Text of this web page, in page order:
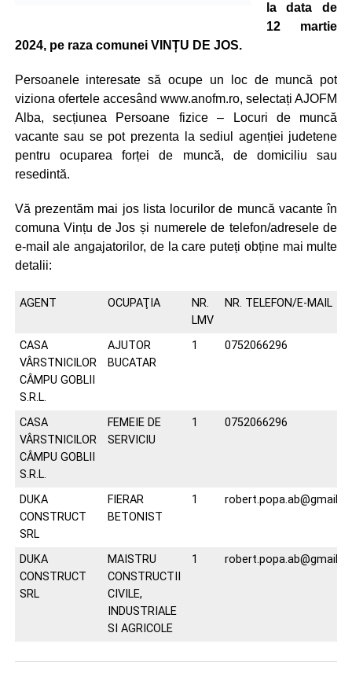
la data de
12 martie
2024, pe raza comunei VINȚU DE JOS.
Persoanele interesate să ocupe un loc de muncă pot
viziona ofertele accesând www.anofm.ro, selectați AJOFM
Alba, secțiunea Persoane fizice – Locuri de muncă
vacante sau se pot prezenta la sediul agenției judetene
pentru ocuparea forței de muncă, de domiciliu sau
resedintă.
Vă prezentăm mai jos lista locurilor de muncă vacante în
comuna Vințu de Jos și numerele de telefon/adresele de
e-mail ale angajatorilor, de la care puteți obține mai multe
detalii:
AGENT OCUPAŢIA
NR.
LMV
NR. TELEFON/E-MAIL
CASA
VÂRSTNICILOR
CÂMPU GOBLII
S.R.L.
AJUTOR
BUCATAR
1 0752066296
CASA
VÂRSTNICILOR
CÂMPU GOBLII
S.R.L.
FEMEIE DE
SERVICIU
1 0752066296
DUKA
CONSTRUCT
SRL
FIERAR
BETONIST
1
DUKA
CONSTRUCT
SRL
MAISTRU
CONSTRUCTII
CIVILE,
INDUSTRIALE
SI AGRICOLE
1